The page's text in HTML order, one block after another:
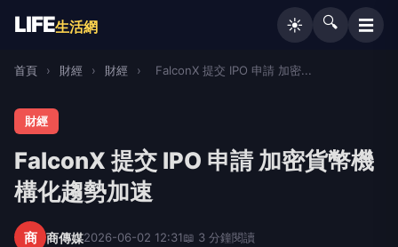
LIFE生活網 ☀️ 🔍 ☰
首頁 › 財經 › 財經 › FalconX 提交 IPO 申請 加密...
財經
FalconX 提交 IPO 申請 加密貨幣機
構化趨勢加速
商 商傳媒2026-06-02 12:31📖 3 分鐘閱讀